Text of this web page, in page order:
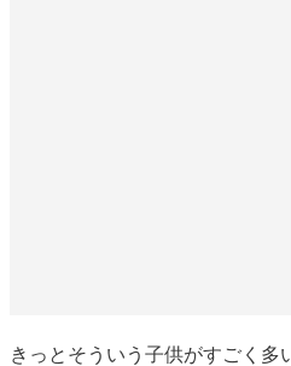
きっとそういう子供がすごく